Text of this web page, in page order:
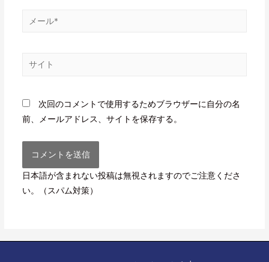
次回のコメントで使用するためブラウザーに自分の名
前、メールアドレス、サイトを保存する。
日本語が含まれない投稿は無視されますのでご注意くださ
い。（スパム対策）